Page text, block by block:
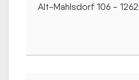
Alt-Mahlsdorf 106 -